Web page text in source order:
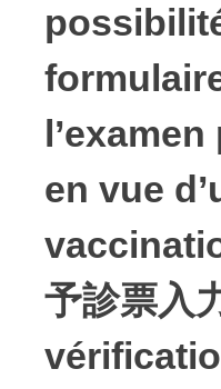
en vue
予診票入